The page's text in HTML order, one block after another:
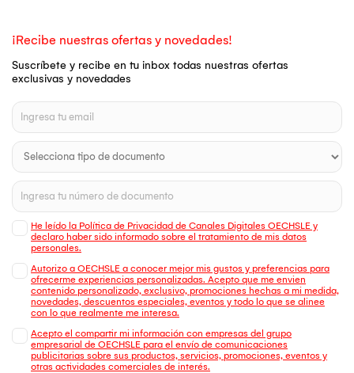
¡Recibe nuestras ofertas y novedades!
Suscríbete y recibe en tu inbox todas nuestras ofertas
exclusivas y novedades
He leído la Política de Privacidad de Canales Digitales OECHSLE y
declaro haber sido informado sobre el tratamiento de mis datos
personales.
Autorizo a OECHSLE a conocer mejor mis gustos y preferencias para
ofrecerme experiencias personalizadas. Acepto que me envien
contenido personalizado, exclusivo, promociones hechas a mi medida,
novedades, descuentos especiales, eventos y todo lo que se alinee
con lo que realmente me interesa.
Acepto el compartir mi información con empresas del grupo
empresarial de OECHSLE para el envío de comunicaciones
publicitarias sobre sus productos, servicios, promociones, eventos y
otras actividades comerciales de interés.